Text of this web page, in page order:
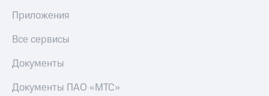
Приложения
Все сервисы
Документы
Документы ПАО «МТС»